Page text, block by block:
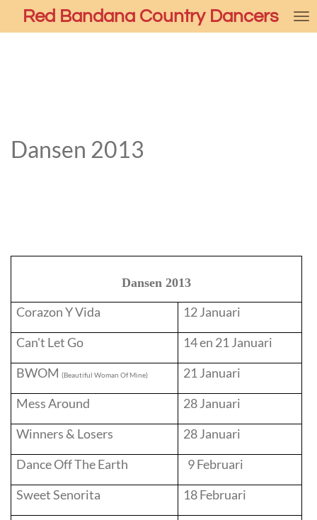
Red Bandana Country Dancers
Dansen 2013
Dansen 2013
Corazon Y Vida
12 Januari
Can't Let Go
14 en 21 Januari
BWOM(Beautiful Woman Of Mine) 21 Januari
Mess Around
28Januari
Winners & Losers
28Januari
Dance Off The Earth
9 Februari
Sweet Senorita
18 Februari